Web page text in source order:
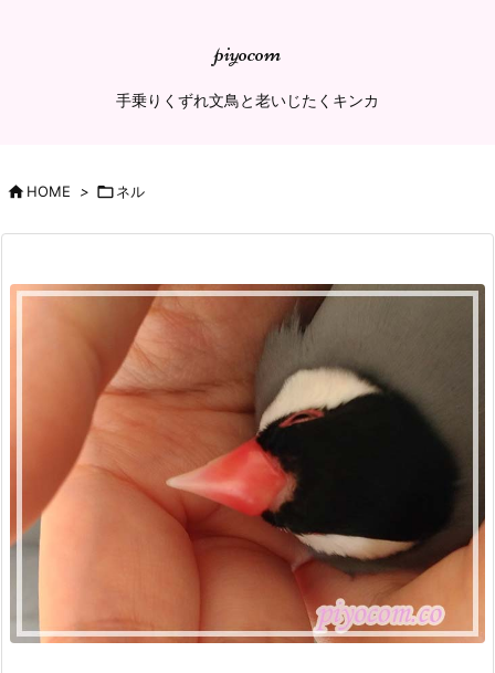
piyocom
手乗りくずれ文鳥と老いじたくキンカ
HOME > ネル